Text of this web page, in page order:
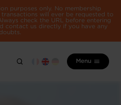
purposes only. No membership
will ever be requested to
check the URL before entering
contact us directly if you have any
doubts.
Menu